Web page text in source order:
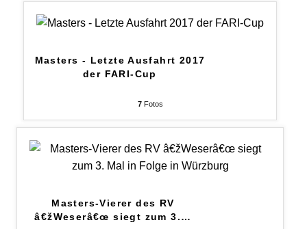
Masters - Letzte Ausfahrt 2017
der FARI-Cup
7Fotos
Masters-Vierer des RV
â€žWeserâ€œ siegt zum 3.…